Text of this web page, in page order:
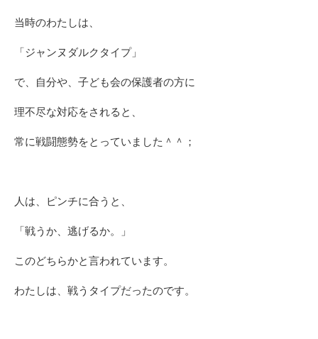
当時のわたしは、
「ジャンヌダルクタイプ」
で、自分や、子ども会の保護者の方に
理不尽な対応をされると、
常に戦闘態勢をとっていました＾＾；
人は、ピンチに合うと、
「戦うか、逃げるか。」
このどちらかと言われています。
わたしは、戦うタイプだったのです。